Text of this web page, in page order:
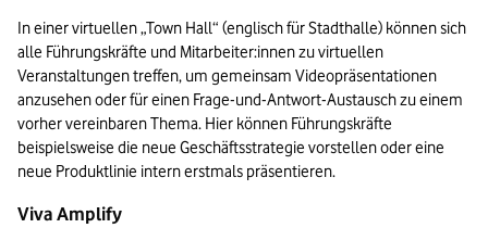
In einer virtuellen „Town Hall“ (englisch für Stadthalle) können sich
alle Führungskräfte und Mitarbeiter:innen zu virtuellen
Veranstaltungen treffen, um gemeinsam Videopräsentationen
anzusehen oder für einen Frage-und-Antwort-Austausch zu einem
vorher vereinbaren Thema. Hier können Führungskräfte
beispielsweise die neue Geschäftsstrategie vorstellen oder eine
neue Produktlinie intern erstmals präsentieren.
Viva Amplify